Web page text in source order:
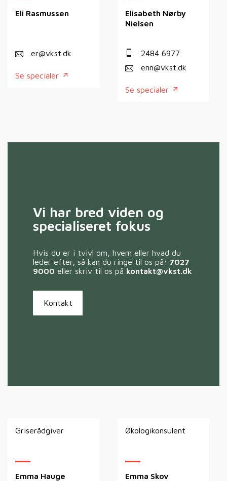
Eli Rasmussen
er@vkst.dk
Se specialer
Elisabeth Nørby
Nielsen
2484 6977
enn@vkst.dk
Se specialer
Vi har bred viden og
specialiseret fokus
Hvis du er i tvivl om, hvem eller hvad du
leder efter, så kan du ringe til os på: 7027
9000 eller skriv til os på kontakt@vkst.dk
Kontakt
Griserådgiver
Emma Hauge
Økologikonsulent
Emma Skov